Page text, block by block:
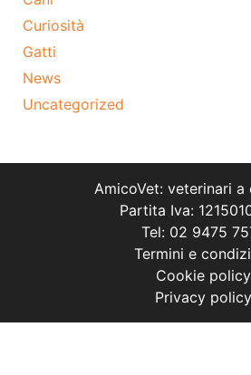
Curiosità
Gatti
News
Uncategorized
AmicoVet: veterinari a
Partita Iva:
Tel: 02 9475
Termini e
Cookie policy
Privacy policy